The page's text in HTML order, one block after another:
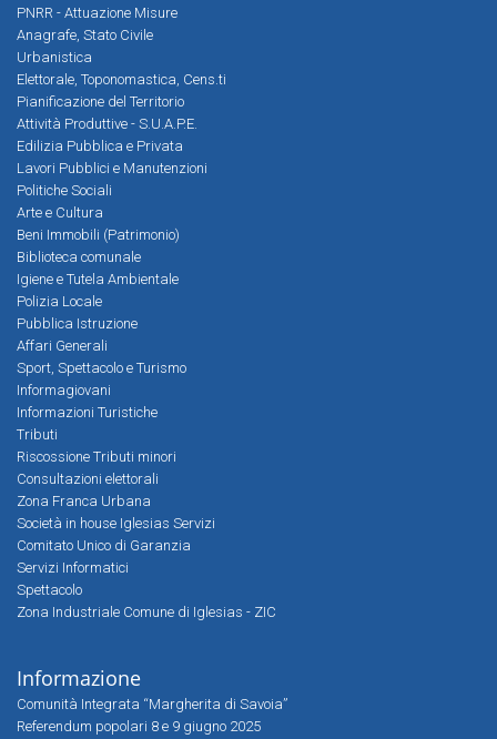
PNRR - Attuazione Misure
Anagrafe, Stato Civile
Urbanistica
Elettorale, Toponomastica, Cens.ti
Pianificazione del Territorio
Attività Produttive - S.U.A.P.E.
Edilizia Pubblica e Privata
Lavori Pubblici e Manutenzioni
Politiche Sociali
Arte e Cultura
Beni Immobili (Patrimonio)
Biblioteca comunale
Igiene e Tutela Ambientale
Polizia Locale
Pubblica Istruzione
Affari Generali
Sport, Spettacolo e Turismo
Informagiovani
Informazioni Turistiche
Tributi
Riscossione Tributi minori
Consultazioni elettorali
Zona Franca Urbana
Società in house Iglesias Servizi
Comitato Unico di Garanzia
Servizi Informatici
Spettacolo
Zona Industriale Comune di Iglesias - ZIC
Informazione
Comunità Integrata “Margherita di Savoia”
Referendum popolari 8 e 9 giugno 2025